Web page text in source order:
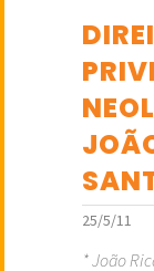
25/5/11
* João